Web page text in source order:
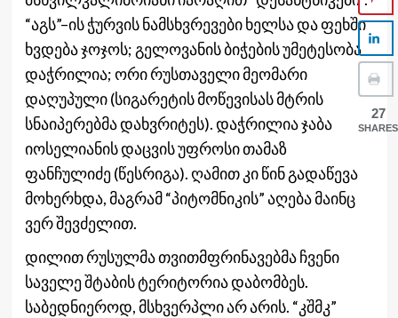
“აგს”–ის ჭურვის ნამსხვრევები ხელსა და ფეხში
ხვდება ჯოჯოს; გელოვანის ბიჭების უმეტესობა
დაჭრილია; ორი რუსთაველი მეომარი
დაღუპული (სიგარეტის მოწევისას მტრის
სნაიპერებმა დახვრიტეს). დაჭრილია ჯაბა
იოსელიანის დაცვის უფროსი თამაზ
ფანჩულიძე (წესრიგა). ღამით კი წინ გადაწევა
მოხერხდა, მაგრამ “პიტომნიკის” აღება მაინც
ვერ შევძელით.
დილით რუსულმა თვითმფრინავებმა ჩვენი
საველე შტაბის ტერიტორია დაბომბეს.
საბედნიეროდ, მსხვერპლი არ არის. “კშმკ”
27
SHARES